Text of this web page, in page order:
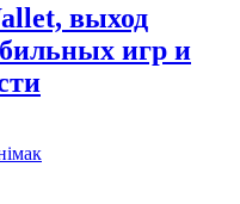
выход
игр и